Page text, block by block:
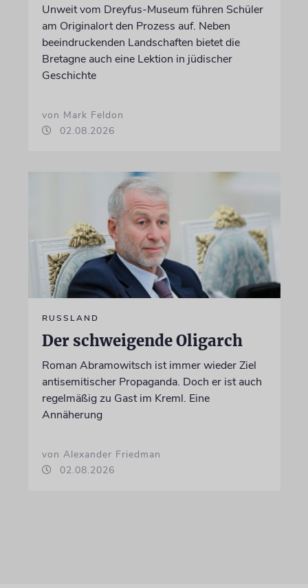
Unweit vom Dreyfus-Museum führen Schüler
am Originalort den Prozess auf. Neben
beeindruckenden Landschaften bietet die
Bretagne auch eine Lektion in jüdischer
Geschichte
von Mark Feldon
02.08.2026
RUSSLAND
Der schweigende Oligarch
Roman Abramowitsch ist immer wieder Ziel
antisemitischer Propaganda. Doch er ist auch
regelmäßig zu Gast im Kreml. Eine
Annäherung
von Alexander Friedman
02.08.2026